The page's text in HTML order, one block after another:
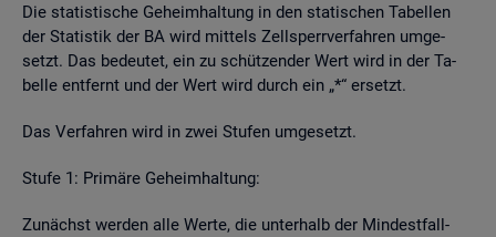
Die sta­tis­ti­sche Ge­heim­hal­tung in den sta­ti­schen Ta­bel­len
der Sta­tis­tik der BA wird mit­tels Zell­sperr­ver­fah­ren um­ge­
setzt. Das be­deu­tet, ein zu schüt­zen­der Wert wird in der Ta­
bel­le ent­fernt und der Wert wird durch ein „*“ er­setzt.
Das Ver­fah­ren wird in zwei Stu­fen um­ge­setzt.
Stufe 1: Pri­mä­re Ge­heim­hal­tung:
Zu­nächst wer­den alle Werte, die un­ter­halb der Min­dest­fall­